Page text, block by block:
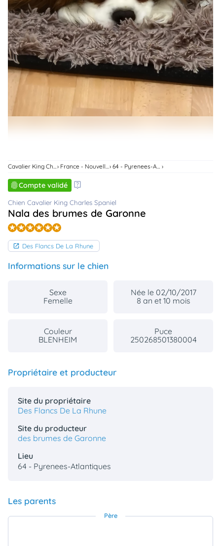
Connexion
Compte validé
Chien Cavalier King Charles Spaniel
Nala des brumes de Garonne
Des Flancs De La Rhune
Informations sur le chien
Sexe
Femelle
Née le 02/10/2017
8 an et 10 mois
Couleur
BLENHEIM
Puce
250268501380004
Propriétaire et producteur
Site du propriétaire
Des Flancs De La Rhune
Site du producteur
des brumes de Garonne
Lieu
64 - Pyrenees-Atlantiques
Les parents
Père